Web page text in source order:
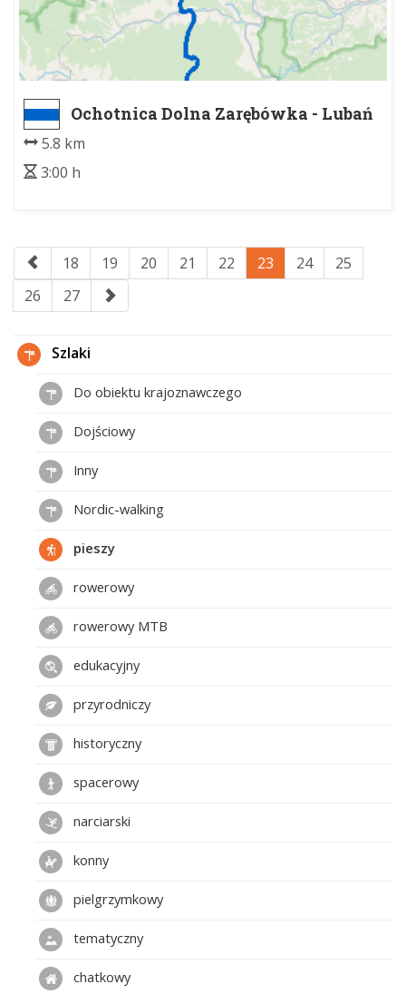
Ochotnica Dolna Zarębówka - Lubań
5.8 km
3:00 h
18 19 20 21 22 23 24
25
26
27
Szlaki
Do obiektu krajoznawczego
Dojściowy
Inny
Nordic-walking
pieszy
rowerowy
rowerowy MTB
edukacyjny
przyrodniczy
historyczny
spacerowy
narciarski
konny
pielgrzymkowy
tematyczny
chatkowy